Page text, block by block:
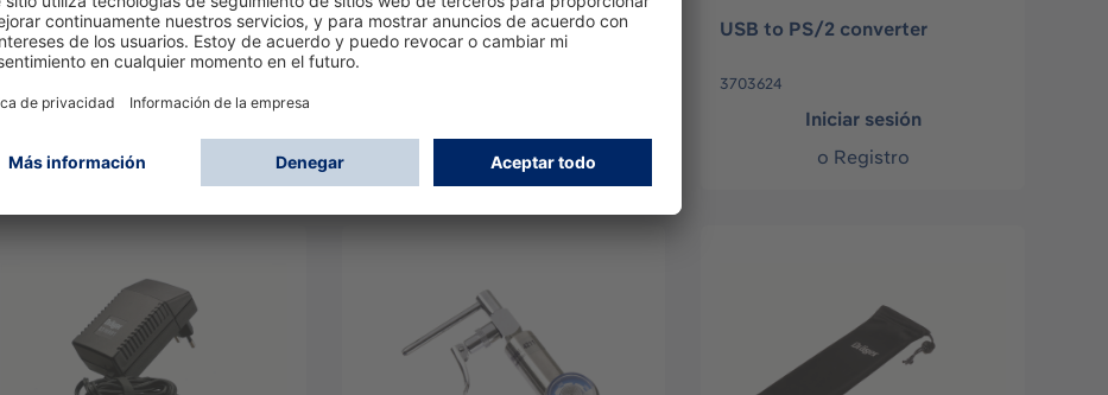
Bag A5000
oRegistro
Teclado Qwerty comp.
Registro
USB to PS/2 converter
3703624
Iniciar sesión
o Registro